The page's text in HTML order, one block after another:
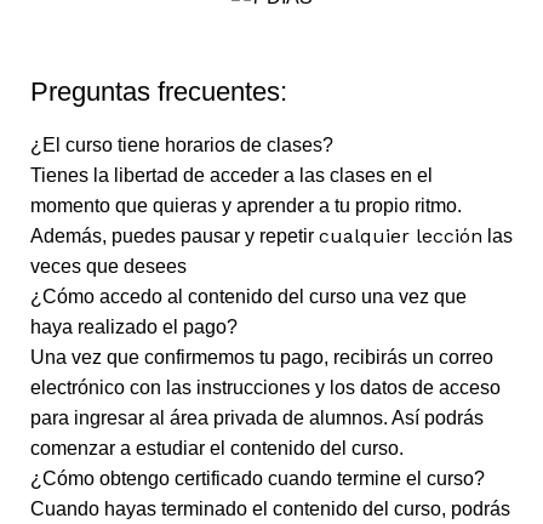
Preguntas frecuentes:
¿El curso tiene horarios de clases?
Tienes la libertad de acceder a las clases en el
momento que quieras y aprender a tu propio ritmo.
Además, puedes pausar y repetir cualquier lección las
veces que desees
¿Cómo accedo al contenido del curso una vez que
haya realizado el pago?
Una vez que confirmemos tu pago, recibirás un correo
electrónico con las instrucciones y los datos de acceso
para ingresar al área privada de alumnos. Así podrás
comenzar a estudiar el contenido del curso.
¿Cómo obtengo certificado cuando termine el curso?
Cuando hayas terminado el contenido del curso, podrás